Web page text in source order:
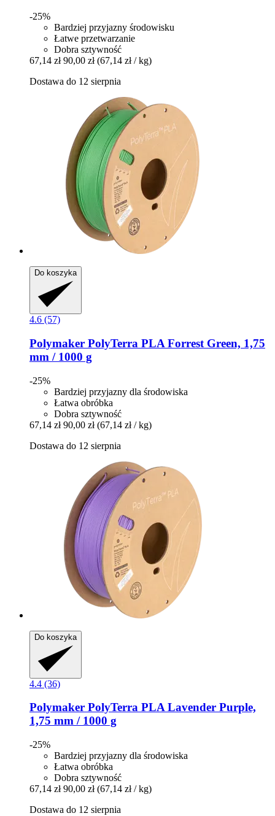
-25%
Bardziej przyjazny środowisku
Łatwe przetwarzanie
Dobra sztywność
67,14 zł 90,00 zł (67,14 zł / kg)
Dostawa do 12 sierpnia
Do koszyka
4.6 (57)
Polymaker PolyTerra PLA Forrest Green, 1,75
mm / 1000 g
-25%
Bardziej przyjazny dla środowiska
Łatwa obróbka
Dobra sztywność
67,14 zł 90,00 zł (67,14 zł / kg)
Dostawa do 12 sierpnia
Do koszyka
4.4 (36)
Polymaker PolyTerra PLA Lavender Purple,
1,75 mm / 1000 g
-25%
Bardziej przyjazny dla środowiska
Łatwa obróbka
Dobra sztywność
67,14 zł 90,00 zł (67,14 zł / kg)
Dostawa do 12 sierpnia